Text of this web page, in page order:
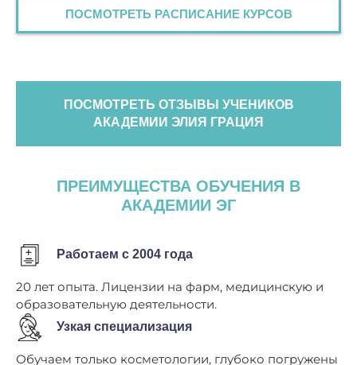
ПОСМОТРЕТЬ РАСПИСАНИЕ КУРСОВ
ПОСМОТРЕТЬ ОТЗЫВЫ УЧЕНИКОВ
АКАДЕМИИ ЭЛИЯ ГРАЦИЯ
ПРЕИМУЩЕСТВА ОБУЧЕНИЯ В
АКАДЕМИИ ЭГ
Работаем с 2004 года
20 лет опыта. Лицензии на фарм, медицинскую и
образовательную деятельности.
Узкая специализация
Обучаем только косметологии, глубоко погружены